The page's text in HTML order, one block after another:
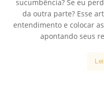
sucumbência? Se eu
da outra parte? Esse
entendimento e colocar
apontando seus